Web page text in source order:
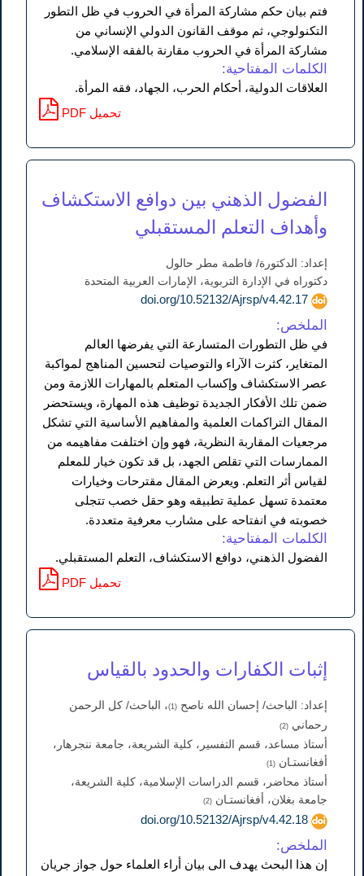
فتم بيان حكم مشاركة المرأة في الحروب في ظل التطور
التكنولوجي، ثم موقف القانون الدولي الإنساني من
مشاركة المرأة في الحروب مقارنة بالفقه الإسلامي.
الكلمات المفتاحية:
العلاقات الدولية، أحكام الحرب، الجهاد، فقه المرأة.
PDF تحميل
الفضول الذهني بين دوافع الاستكشاف
وأهداف التعلم المستقبلي
إعداد: الدكتورة/ فاطمة مطر حالول
دكتوراه في الإدارة التربوية، الإمارات العربية المتحدة
doi.org/10.52132/Ajrsp/v4.42.17
الملخص:
في ظل التطورات المتسارعة التي يفرضها العالم
المتغاير، كثرت الآراء والتوصيات لتحسين المناهج لمواكبة
عصر الاستكشاف وإكساب المتعلم بالمهارات اللازمة ومن
ضمن تلك الأفكار الجديدة توظيف هذه المهارة، ويستحضر
المقال التراكمات العلمية والمفاهيم الأساسية التي تشكل
مرجعيات المقاربة النظرية، فهو وإن اختلفت مفاهيمه من
الممارسات التي تقلص الجهد، بل قد تكون خيار للمعلم
لقياس أثر التعلم. ويعرض المقال مقترحات وخيارات
معتمدة تسهل عملية تطبيقه وهو حقل خصب تتجلى
خصوبته في انفتاحه على مشارب معرفية متعددة.
الكلمات المفتاحية:
الفضول الذهني، دوافع الاستكشاف، التعلم المستقبلي.
PDF تحميل
إثبات الكفارات والحدود بالقياس
إعداد: الباحث/ إحسان الله ناصح (1)
، الباحث/ کل الرحمن
رحماني (2)
أستاذ مساعد، قسم التفسير، كلية الشريعة، جامعة ننجرهار،
أفغانستـان (1)
أستاذ محاضر، قسم الدراسات الإسلامية، كلية الشريعة،
جامعة بغلان، أفغانستـان (2)
doi.org/10.52132/Ajrsp/v4.42.18
الملخص:
إن هذا البحث يهدف الی بيان أراء العلماء حول جواز جريان